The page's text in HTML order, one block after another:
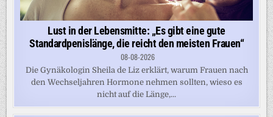
Lust in der Lebensmitte: „Es gibt eine gute
Standardpenislänge, die reicht den meisten Frauen“
08-08-2026
Die Gynäkologin Sheila de Liz erklärt, warum Frauen nach
den Wechseljahren Hormone nehmen sollten, wieso es
nicht auf die Länge,...